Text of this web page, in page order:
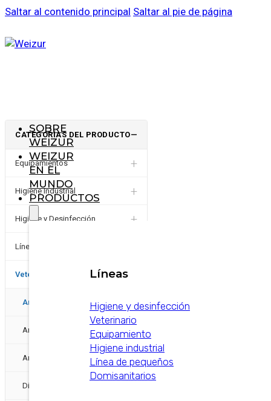
Saltar al contenido principal Saltar al pie de página
SOBRE
WEIZUR
WEIZUR
EN EL
MUNDO
PRODUCTOS
Líneas
Higiene y desinfección
Veterinario
Equipamiento
Higiene industrial
Línea de pequeños
Domisanitarios
CATEGORÍAS DEL PRODUCTO—
Equipamientos +
Higiene Industrial +
Higiene y Desinfección +
Línea de pequeños
Veterinarios
Antibioticos
Anticépticos y Desinfectantes
Antiinflamatorios
Diuréticos